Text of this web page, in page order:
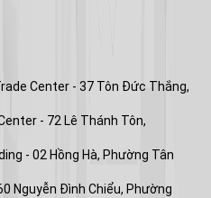
Center - 37 Tôn Đức Thắng,
- 72 Lê Thánh Tôn,
- 02 Hồng Hà, Phường Tân
Nguyễn Đình Chiểu, Phường